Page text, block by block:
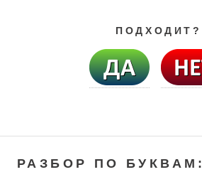
ПОДХОДИТ?
РАЗБОР ПО БУКВАМ: